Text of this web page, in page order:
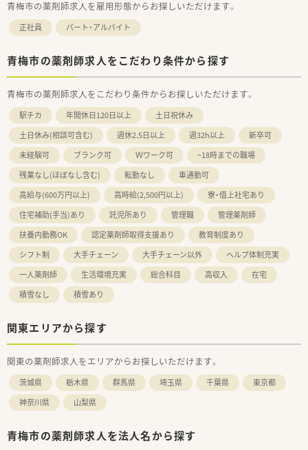
青梅市の薬剤師求人を雇用形態からお探しいただけます。
正社員 パート・アルバイト
青梅市の薬剤師求人をこだわり条件から探す
青梅市の薬剤師求人をこだわり条件からお探しいただけます。
駅チカ 年間休日120日以上
土日祝休み
土日休み(相談可含む)
週休2.5日以上 週32h以上
新卒可
未経験可
ブランク可 Ｗワーク可
~18時までの職場
残業なし(ほぼなし含む)
転勤なし
車通勤可
高給与(600万円以上)
高時給(2,500円以上)
寮・借上社宅あり
住宅補助(手当)あり
託児所あり 管理職
管理薬剤師
扶養内勤務OK
認定薬剤師取得支援あり
教育制度あり
シフト制
大手チェーン 大手チェーン以外
ヘルプ体制充実
一人薬剤師
生活環境充実 総合科目 高収入
在宅
積雪なし
積雪あり
関東エリアから探す
関東の薬剤師求人をエリアからお探しいただけます。
茨城県 栃木県 群馬県 埼玉県 千葉県
東京都
神奈川県
山梨県
青梅市の薬剤師求人を法人名から探す